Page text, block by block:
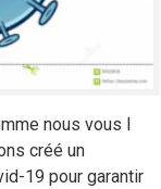
nous vous l
créé un
19 pour garantir